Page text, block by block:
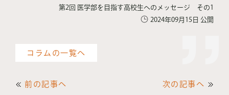
第2回 医学部を目指す高校生へのメッセージ その1
2024年09月15日 公開
前の記事へ
コラムの一覧へ
次の記事へ